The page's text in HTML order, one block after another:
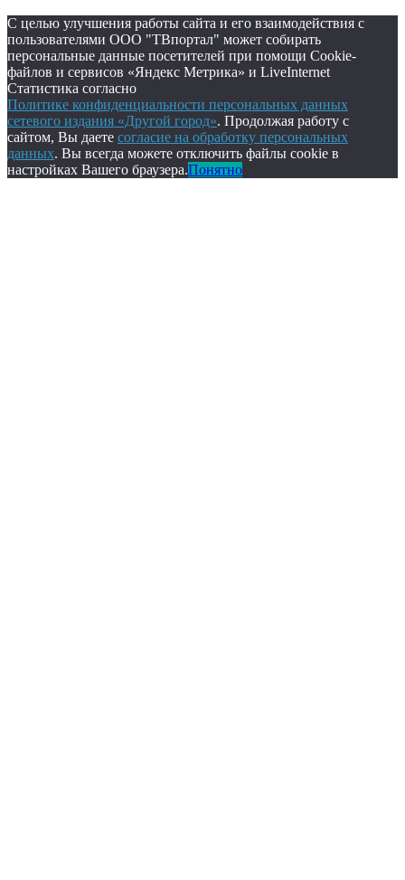
С целью улучшения работы сайта и его взаимодействия с
пользователями ООО "ТВпортал" может собирать
персональные данные посетителей при помощи Cookie-
файлов и сервисов «Яндекс Метрика» и LiveInternet
Статистика согласно
Политике конфиденциальности персональных данных
сетевого издания «Другой город». Продолжая работу с
сайтом, Вы даете согласие на обработку персональных
данных. Вы всегда можете отключить файлы cookie в
настройках Вашего браузера.Понятно